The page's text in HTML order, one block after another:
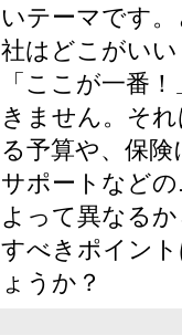
いテーマです
社はどこがい
「ここが一番
きません。そ
る予算や、保
サポートなど
よって異なる
すべきポイン
ょうか？